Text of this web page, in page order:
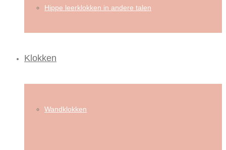
Hippe leerklokken in andere talen
Klokken
Wandklokken